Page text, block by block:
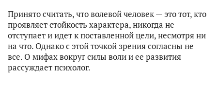
Принято считать, что волевой человек — это тот, кто
проявляет стойкость характера, никогда не
отступает и идет к поставленной цели, несмотря ни
на что. Однако с этой точкой зрения согласны не
все. О мифах вокруг силы воли и ее развития
рассуждает психолог.